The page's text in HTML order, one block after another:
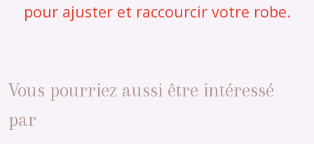
pour ajuster et raccourcir votre robe.
Vous pourriez aussi être intéressé
par